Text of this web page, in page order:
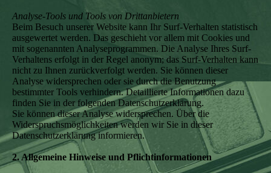
Analyse-Tools und Tools von Drittanbietern
Beim Besuch unserer Website kann Ihr Surf-Verhalten statistisch
ausgewertet werden. Das geschieht vor allem mit Cookies und
mit sogenannten Analyseprogrammen. Die Analyse Ihres Surf-
Verhaltens erfolgt in der Regel anonym; das Surf-Verhalten kann
nicht zu Ihnen zurückverfolgt werden. Sie können dieser
Analyse widersprechen oder sie durch die Benutzung
bestimmter Tools verhindern. Detaillierte Informationen dazu
finden Sie in der folgenden Datenschutzerklärung.
Sie können dieser Analyse widersprechen. Über die
Widerspruchsmöglichkeiten werden wir Sie in dieser
Datenschutzerklärung informieren.
2. Allgemeine Hinweise und Pflichtinformationen